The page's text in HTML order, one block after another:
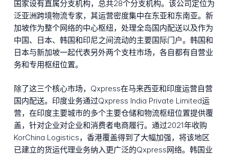
国家设有直属分支机构，总共28个分支机构。该公司定位为
泛亚洲跨境物流专家，其运营密度集中在东亚和东南亚。新
加坡作为整个网络的中心枢纽，处理全岛国内配送以及作为
中国、日本、韩国和印尼之间流动的主要国际门户。韩国和
日本与新加坡一起代表另外两个支柱市场，各自都有自营业
务和专用枢纽位置。
除了这三个核心市场，Qxpress在马来西亚和印度运营自营
国内配送。印度业务通过Qxpress India Private Limited运
营，在印度主要城市的多个主要仓储和物流枢纽位置提供覆
盖，针对企业对企业和消费者电商履行。通过2021年收购
KorChina Logistics，香港覆盖得到了大幅加强，将该地区
已建立的货运代理业务纳入更广泛的Qxpress网络。韩国业